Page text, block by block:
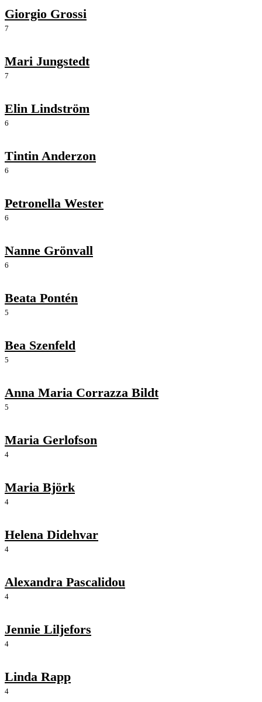
Giorgio Grossi
7
Mari Jungstedt
7
Elin Lindström
6
Tintin Anderzon
6
Petronella Wester
6
Nanne Grönvall
6
Beata Pontén
5
Bea Szenfeld
5
Anna Maria Corrazza Bildt
5
Maria Gerlofson
4
Maria Björk
4
Helena Didehvar
4
Alexandra Pascalidou
4
Jennie Liljefors
4
Linda Rapp
4